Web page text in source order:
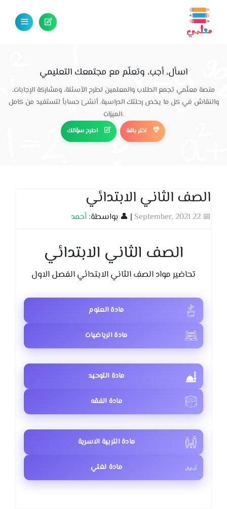
اسأل، أجب، وتعلّم مع مجتمعك التعليمي
منصة معلّمي تجمع الطلاب والمعلمين لطرح الأسئلة، ومشاركة الإجابات،
والنقاش في كل ما يخص رحلتك الدراسية. أنشئ حساباً لتستفيد من كامل
الميزات.
اطرح سؤالك اختر باقة
الصف الثاني الابتدائي
📅 22 September, 2021 | 👤 بواسطة: أحمد
الصف الثاني الابتدائي
تحاضير مواد الصف الثاني الابتدائي الفصل الاول
مادة العلوم
مادة الرياضيات
مادة التوحيد
مادة الفقه
مادة التربية الاسرية
مادة لغتي